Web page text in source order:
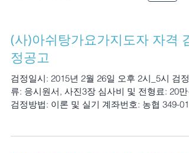
(사)아쉬탕가요가지도자 자격 검
정공고
검정일시: 2015년 2월 26일 오후 2시_5시 검정
류: 응시원서, 사진3장 심사비 및 전형료: 20만
검정방법: 이론 및 실기 계좌번호: 농협 349-01-